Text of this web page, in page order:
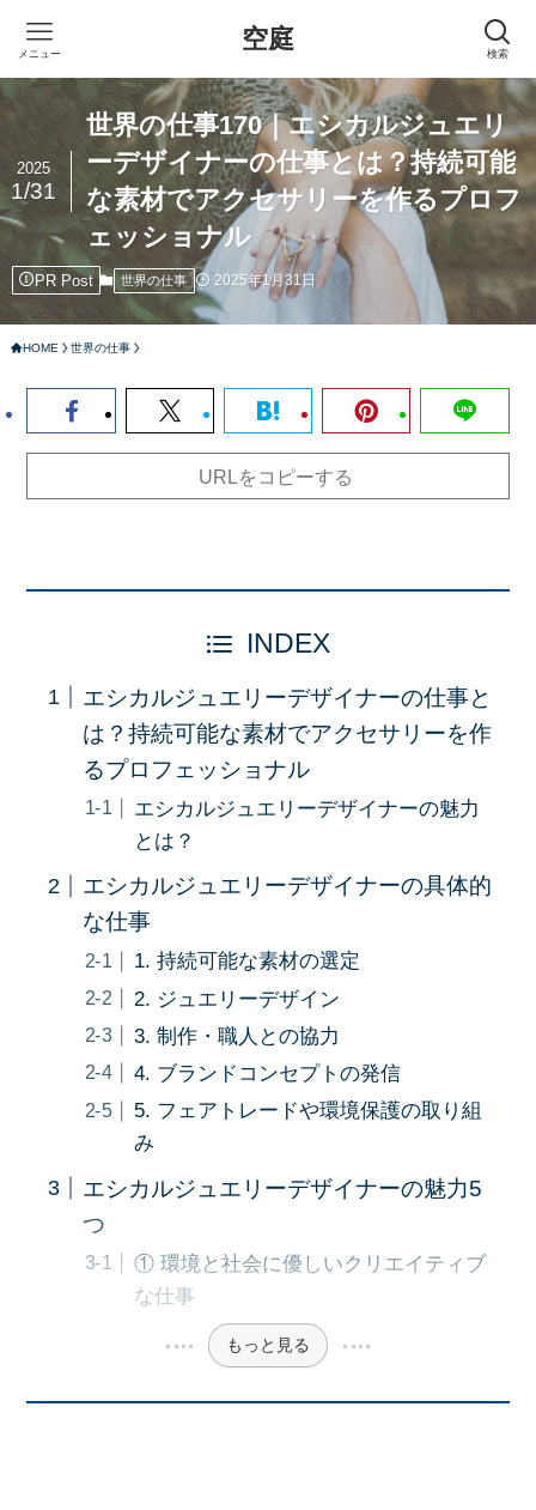
空庭 検索
メニュー
世界の仕事170｜エシカルジュエリ
ーデザイナーの仕事とは？持続可能
な素材でアクセサリーを作るプロフ
ェッショナル
2025
1/31
PR Post 世界の仕事 2025年1月31日
HOME 世界の仕事
URLをコピーする
INDEX
エシカルジュエリーデザイナーの仕事と
は？持続可能な素材でアクセサリーを作
るプロフェッショナル
エシカルジュエリーデザイナーの魅力
とは？
エシカルジュエリーデザイナーの具体的
な仕事
1. 持続可能な素材の選定
2. ジュエリーデザイン
3. 制作・職人との協力
4. ブランドコンセプトの発信
5. フェアトレードや環境保護の取り組
み
エシカルジュエリーデザイナーの魅力5
つ
① 環境と社会に優しいクリエイティブ
な仕事
もっと見る